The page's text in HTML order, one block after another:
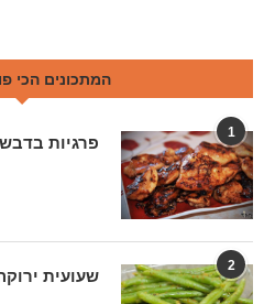
המתכונים הכי
1
פרגיות בדבש
2
שעועית